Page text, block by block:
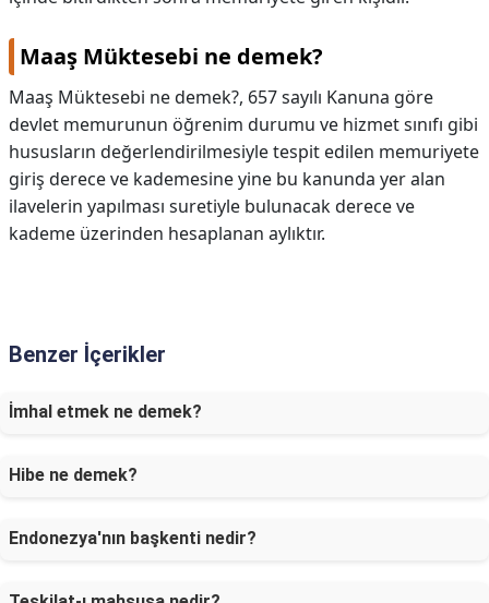
Maaş Müktesebi ne demek?
Maaş Müktesebi ne demek?, 657 sayılı Kanuna göre
devlet memurunun öğrenim durumu ve hizmet sınıfı gibi
hususların değerlendirilmesiyle tespit edilen memuriyete
giriş derece ve kademesine yine bu kanunda yer alan
ilavelerin yapılması suretiyle bulunacak derece ve
kademe üzerinden hesaplanan aylıktır.
Benzer İçerikler
İmhal etmek ne demek?
Hibe ne demek?
Endonezya'nın başkenti nedir?